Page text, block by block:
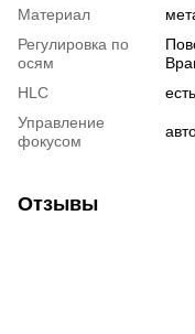
Материал
Регулировка по
осям
HLC
есть
Управление
фокусом
Отзывы